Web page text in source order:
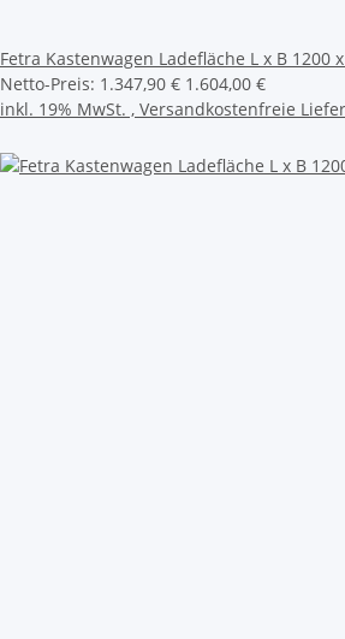
Fetra Kastenwagen Ladefläche L x B 1200
Netto-Preis: 1.347,90 € 1.604,00 €
inkl. 19% MwSt. , Versandkostenfreie